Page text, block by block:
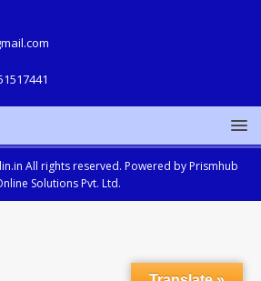
All rights reserved. Powered by Prismhub
Solutions Pvt. Ltd.